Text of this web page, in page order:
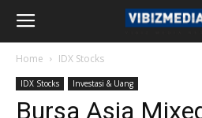
Home IDX Stocks
IDX Stocks Investasi & Uang
Bursa Asia